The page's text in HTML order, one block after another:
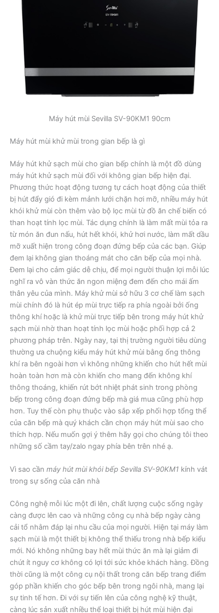
Máy hút mùi Sevilla SV-90KM1 90cm
Máy hút mùi khử mùi trong gian bếp là gì
Máy hút khử sạch mùi cho gian bếp chính là một đồ dùng
máy hút khử sạch mùi đối với không gian bếp hiện đại.
Phương thức hoạt động tương tự cách hoạt động của thiết
bị hút đẩy gió đi kèm mảnh lưới chặn hơi mỡ, nhiều máy hút
khói khử mùi còn thêm vào bộ lọc mùi từ đồ ăn chế biến có
than hoạt tính lọc mùi. Tác dụng chính là làm mất mùi tỏa ra
từ món ăn đun nấu, hút hết khói, khử hơi nước, làm mất dầu
mỡ xuất hiện trong công đoạn đứng bếp của các bạn. Giúp
đem lại không gian thoáng mát cho căn bếp của mọi nhà.
Đem lại cho cảm giác dễ chịu, để mọi người thuận lợi mỗi lúc
nghĩ ra vô vàn thức ăn ngon miệng đem đến cho mái ấm
thân yêu của mình. Máy khử mùi sở hữu 3 cơ chế làm sạch
mùi chính đó là hút ép mùi trực tiếp ra phía ngoài bởi ống
thông khí hoặc là khử mùi trực tiếp bên trong máy hút khử
sạch mùi nhờ than hoạt tính lọc mùi hoặc phối hợp cả 2
phương pháp trên. Ngày nay, tại thị trường người tiêu dùng
thường ưa chuộng kiểu máy hút khử mùi bằng ống thông
khí ra bên ngoài hơn vì không những khiến cho hút hết mùi
hoàn toàn hơn mà còn khiến cho mang đến không khí
thông thoáng, khiến rút bớt nhiệt phát sinh trong phòng
bếp trong công đoạn đứng bếp mà giá mua cũng phù hợp
hơn. Tuy thế còn phụ thuộc vào sắp xếp phối hợp tổng thể
của căn bếp mà quý khách cần chọn máy hút mùi sao cho
thích hợp. Nếu muốn gợi ý thêm hãy gọi cho chúng tôi theo
những số cầm tay/zalo ngay phía bên trên nhé ạ.
Vì sao cần máy hút mùi khói bếp Sevilla SV-90KM1 kính vát
trong sự sống của căn nhà
Công nghệ mỗi lúc một đi lên, chất lượng cuộc sống ngày
càng được lên cao và những công cụ nhà bếp ngày càng
cải tổ nhằm đáp lại nhu cầu của mọi người. Hiện tại máy làm
sạch mùi là một thiết bị không thể thiếu trong nhà bếp kiểu
mới. Nó không những bay hết mùi thức ăn mà lại giảm đi
chút ít nguy cơ không có lợi tới sức khỏe khách hàng. Đồng
thời cũng là một công cụ nội thất trong căn bếp trang điểm
góp phần khiến cho góc bếp bên trong ngôi nhà, mang lại
sự tinh tế hơn. Đi với sự tiến lên của công nghệ kỹ thuật,
càng lúc sản xuất nhiều thể loại thiết bị hút mùi hiện đại